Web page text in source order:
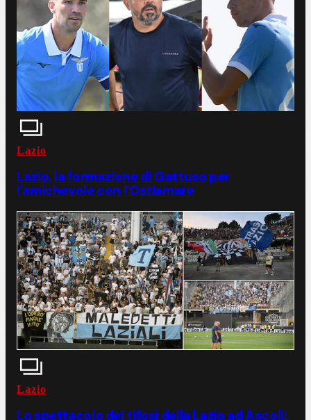
Lazio
Lazio, la formazione di Gattuso per
l'amichevole con l'Ostiamare
Lazio
Lo spettacolo dei tifosi della Lazio ad Ascoli: